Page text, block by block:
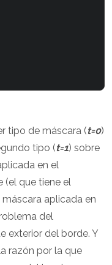
tipo de máscara (t=0)
tipo (t=1) sobre
en el
(el que tiene el
aplicada en
del
exterior del borde. Y
razón por la que